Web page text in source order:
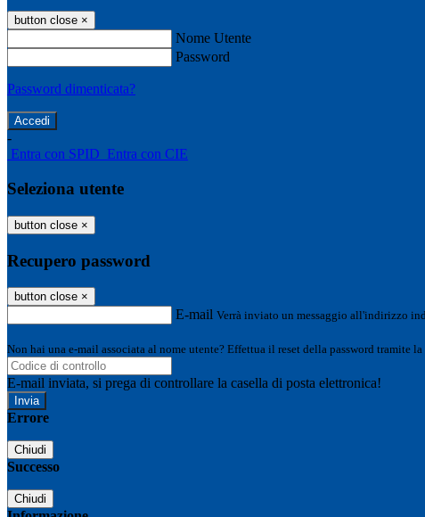
button close ×
Nome Utente
Password
Password dimenticata?
-
Entra con SPID Entra con CIE
Seleziona utente
button close ×
Recupero password
button close ×
E-mail Verrà inviato un messaggio all'indirizzo
Non hai una e-mail associata al nome utente? Effettua il reset della password tramite la
E-mail inviata, si prega di controllare la casella di posta elettronica!
Errore
Chiudi
Successo
Chiudi